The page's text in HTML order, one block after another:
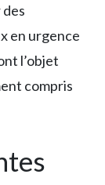
en urgence
l’objet
compris